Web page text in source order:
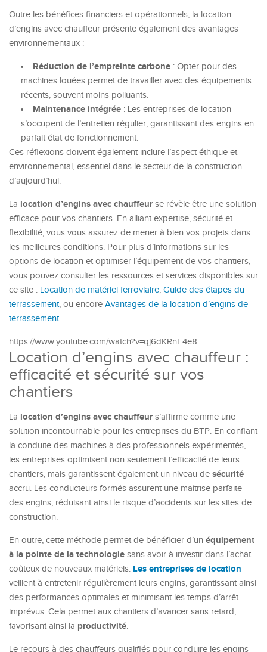
Outre les bénéfices financiers et opérationnels, la location
d’engins avec chauffeur présente également des avantages
environnementaux :
Réduction de l’empreinte carbone : Opter pour des
machines louées permet de travailler avec des équipements
récents, souvent moins polluants.
Maintenance intégrée : Les entreprises de location
s’occupent de l’entretien régulier, garantissant des engins en
parfait état de fonctionnement.
Ces réflexions doivent également inclure l’aspect éthique et
environnemental, essentiel dans le secteur de la construction
d’aujourd’hui.
La location d’engins avec chauffeurse révèle être une solution
efficace pour vos chantiers. En alliant expertise, sécurité et
flexibilité, vous vous assurez de mener à bien vos projets dans
les meilleures conditions. Pour plus d’informations sur les
options de location et optimiser l’équipement de vos chantiers,
vous pouvez consulter les ressources et services disponibles sur
ce site : Location de matériel ferroviaire, Guide des étapes du
terrassement, ou encore Avantages de la location d’engins de
terrassement.
https://www.youtube.com/watch?v=qj6dKRnE4e8
Location d’engins avec chauffeur :
efficacité et sécurité sur vos
chantiers
La location d’engins avec chauffeurs’affirme comme une
solution incontournable pour les entreprises du BTP. En confiant
la conduite des machines à des professionnels expérimentés,
les entreprises optimisent non seulement l’efficacité de leurs
chantiers, mais garantissent également un niveau de sécurité
accru. Les conducteurs formés assurent une maîtrise parfaite
des engins, réduisant ainsi le risque d’accidents sur les sites de
construction.
En outre, cette méthode permet de bénéficier d’un équipement
à la pointe de la technologie sans avoir à investir dans l’achat
coûteux de nouveaux matériels. Les entreprises de location
veillent à entretenir régulièrement leurs engins, garantissant ainsi
des performances optimales et minimisant les temps d’arrêt
imprévus. Cela permet aux chantiers d’avancer sans retard,
favorisant ainsi la productivité.
Le recours à des chauffeurs qualifiés pour conduire les engins